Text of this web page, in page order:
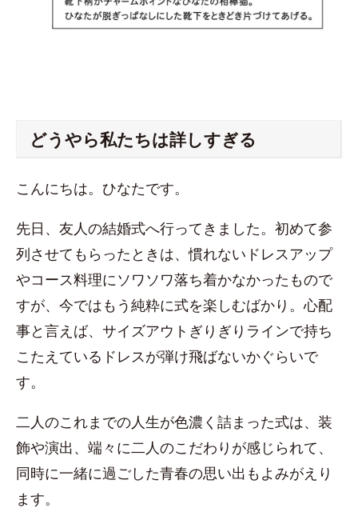
どうやら私たちは詳しすぎる
こんにちは。ひなたです。
先日、友人の結婚式へ行ってきました。初めて参
列させてもらったときは、慣れないドレスアップ
やコース料理にソワソワ落ち着かなかったもので
すが、今ではもう純粋に式を楽しむばかり。心配
事と言えば、サイズアウトぎりぎりラインで持ち
こたえているドレスが弾け飛ばないかぐらいで
す。
二人のこれまでの人生が色濃く詰まった式は、装
飾や演出、端々に二人のこだわりが感じられて、
同時に一緒に過ごした青春の思い出もよみがえり
ます。